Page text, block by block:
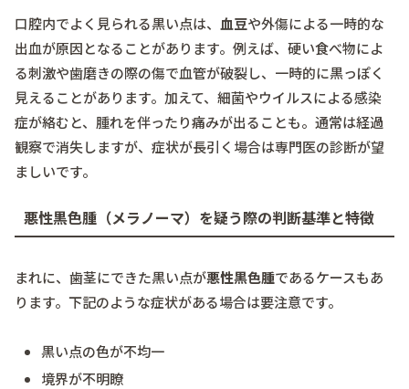
口腔内でよく見られる黒い点は、 血豆や外傷による一時的な
出血が原因となることがあります。例えば、硬い食べ物によ
る刺激や歯磨きの際の傷で血管が破裂し、一時的に黒っぽく
見えることがあります。加えて、細菌やウイルスによる感染
症が絡むと、腫れを伴ったり痛みが出ることも。通常は経過
観察で消失しますが、症状が長引く場合は専門医の診断が望
ましいです。
悪性黒色腫（メラノーマ）を疑う際の判断基準と特徴
まれに、歯茎にできた黒い点が悪性黒色腫であるケースもあ
ります。下記のような症状がある場合は要注意です。
黒い点の色が不均一
境界が不明瞭